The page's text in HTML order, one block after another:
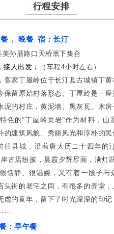
行程安排
、晚餐 宿：长汀
孙厝路口天桥底下集合
人出发；
（车程4小时左右）
，客家丁屋岭位于长汀县古城镇丁
保留原始村落形态。丁屋岭是一
泥的村庄，黄泥墙、黑灰瓦、木
色的“丁屋岭页岩”作为材料，
的建筑风貌、秀丽风光和淳朴的
往县城，沿着 唐大历二十四年的
古店纷披，晨霞夕辉尽面，满灯
恬静、很温婉，又有着一股子与
头街的老宅之间，有很多的弄堂
虑的童年，留下了时光深深的印
：早午餐